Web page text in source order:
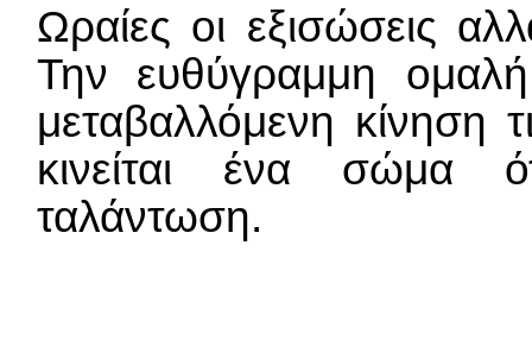
Ωραίες οι εξισώσεις
Την ευθύγραμμη
μεταβαλλόμενη κίνηση
κινείται ένα σώμα
ταλάντωση.